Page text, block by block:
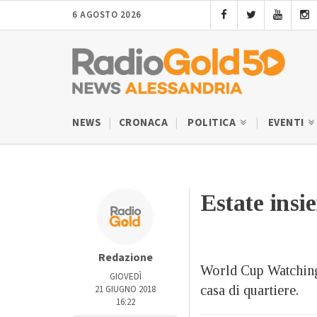
6 AGOSTO 2026
NEWS CRONACA POLITICA EVENTI
Redazione
GIOVEDÌ
21 GIUGNO 2018
16:22
Estate
World Cup
casa di quartiere.